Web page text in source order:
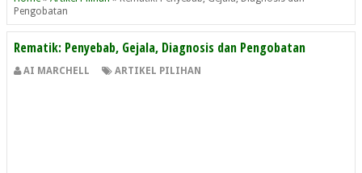
Pengobatan
Rematik: Penyebab, Gejala, Diagnosis dan Pengobatan
AI MARCHELL ARTIKEL PILIHAN